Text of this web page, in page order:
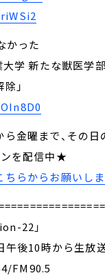
かった
大学 新たな獣医学
」
金曜まで、その日
ンを配信中★
ちらからお願いし
22」
後10時から生放送
FM90.5